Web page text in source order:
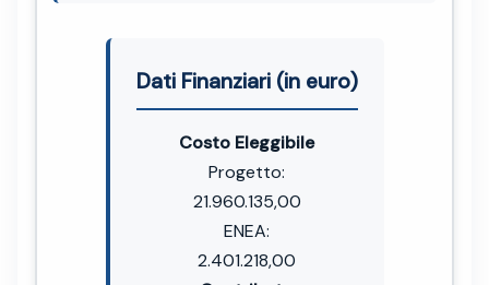
Dati Finanziari (in euro)
Costo Eleggibile
Progetto:
21.960.135,00
ENEA:
2.401.218,00